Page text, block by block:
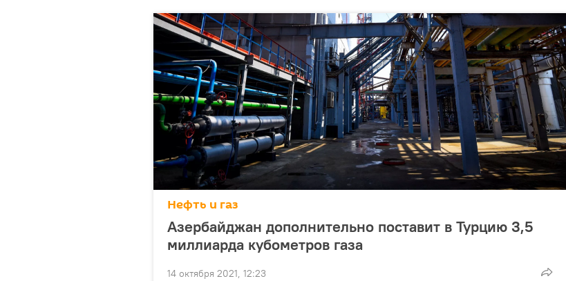
Нефть и газ
Азербайджан дополнительно поставит в Турцию 3,5
миллиарда кубометров газа
14 октября 2021, 12:23